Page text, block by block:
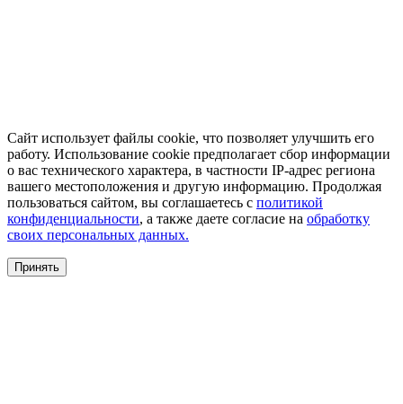
Сайт использует файлы cookie, что позволяет улучшить его
работу. Использование cookie предполагает сбор информации
о вас технического характера, в частности IP-адрес региона
вашего местоположения и другую информацию. Продолжая
пользоваться сайтом, вы соглашаетесь с политикой
конфиденциальности, а также даете согласие на обработку
своих персональных данных.
Принять